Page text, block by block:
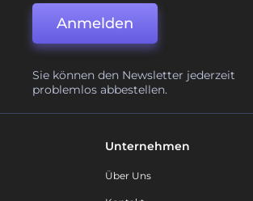
Anmelden
Sie können den Newsletter jederzeit
problemlos abbestellen.
Unternehmen
Über Uns